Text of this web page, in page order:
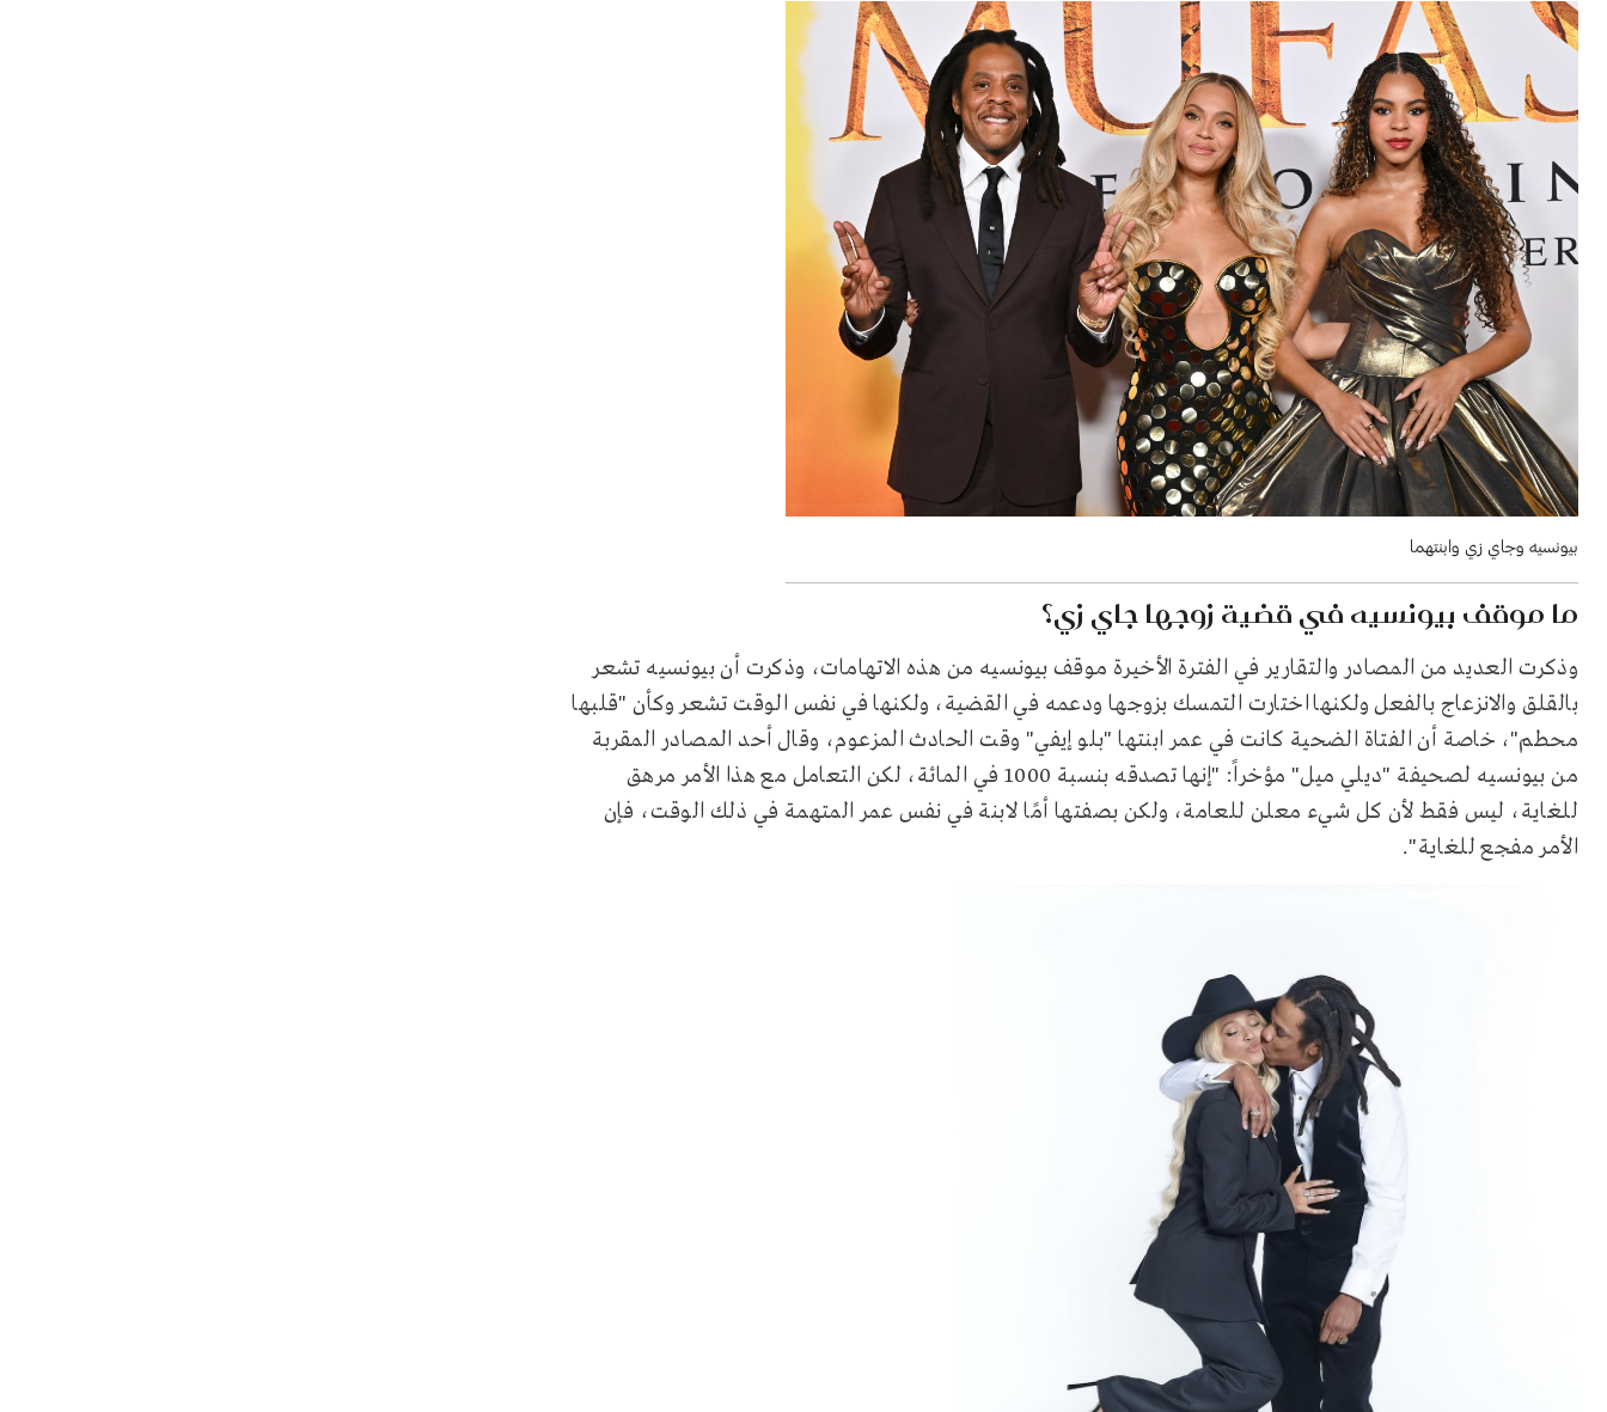
بيونسيه وجاي زي وابنتهما
ما موقف بيونسيه في قضية زوجها جاي زي؟
وذكرت العديد من المصادر والتقارير في الفترة الأخيرة موقف بيونسيه من هذه الاتهامات، وذكرت أن بيونسيه تشعر
بالقلق والانزعاج بالفعل ولكنها اختارت التمسك بزوجها ودعمه في القضية، ولكنها في نفس الوقت تشعر وكأن "قلبها
محطم"، خاصة أن الفتاة الضحية كانت في عمر ابنتها "بلو إيفي" وقت الحادث المزعوم، وقال أحد المصادر المقربة
من بيونسيه لصحيفة "ديلي ميل" مؤخراً: "إنها تصدقه بنسبة 1000 في المائة، لكن التعامل مع هذا الأمر مرهق
للغاية، ليس فقط لأن كل شيء معلن للعامة، ولكن بصفتها أمًا لابنة في نفس عمر المتهمة في ذلك الوقت، فإن
الأمر مفجع للغاية".